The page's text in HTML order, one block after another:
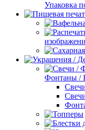
Упаковка
Фонтаны /